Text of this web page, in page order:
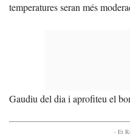
temperatures seran més
Gaudiu del dia i aprofiteu el
- Et